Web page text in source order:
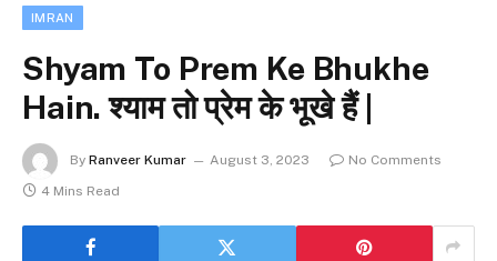
IMRAN
Shyam To Prem Ke Bhukhe
Hain. श्याम तो प्रेम के भूखे हैं |
By Ranveer Kumar August 3, 2023
No Comments
4 Mins Read